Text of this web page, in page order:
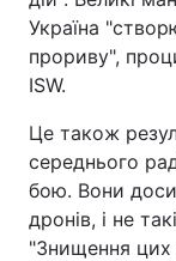
Україна
прориву",
ISW.
Це також
середнього
бою. Вони
дронів, і не
"Знищення цих